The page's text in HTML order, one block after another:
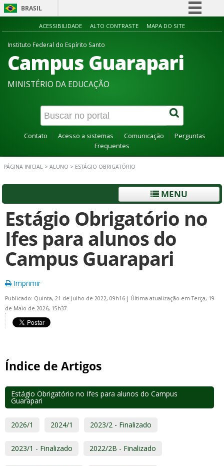
BRASIL
Simplifique!
Acesso à informação
Canais
ACESSIBILIDADE ALTO CONTRASTE MAPA DO SITE
Instituto Federal do Espírito Santo
Campus Guarapari
MINISTÉRIO DA EDUCAÇÃO
Contato Acesso a sistemas Comunicação
Perguntas
Frequentes
PÁGINA INICIAL > ALUNO > ESTÁGIO OBRIGATÓRIO
MENU
Estágio Obrigatório no
Ifes para alunos do
Campus Guarapari
Imprimir
Publicado: Quinta, 21 de Julho de 2022, 09h16 | Última atualização em Terça, 19
de Maio de 2026, 15h37
Índice de Artigos
Estágio Obrigatório no Ifes para alunos do Campus
Guarapari
2026/1 2024/1 2023/2 - Finalizado
2023/1 - Finalizado 2022/2B - Finalizado